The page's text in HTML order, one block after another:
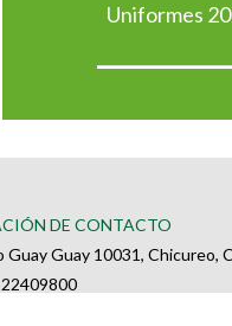
Uniformes
DE CONTACTO
Guay Guay 10031, Chicureo,